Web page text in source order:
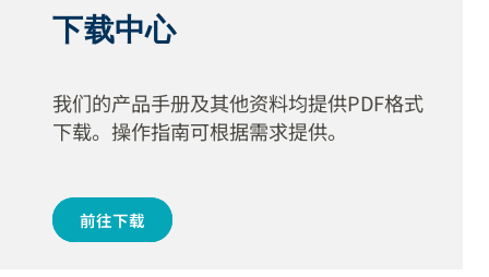
下载中心
我们的产品手册及其他资料均提供PDF格式
下载。操作指南可根据需求提供。
前往下载